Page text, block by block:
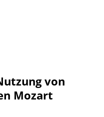
von
Mozart